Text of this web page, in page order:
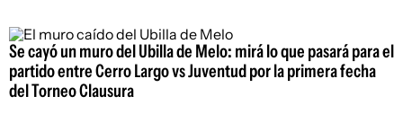
Se cayó un muro del Ubilla de Melo: mirá lo que pasará para el
partido entre Cerro Largo vs Juventud por la primera fecha
del Torneo Clausura